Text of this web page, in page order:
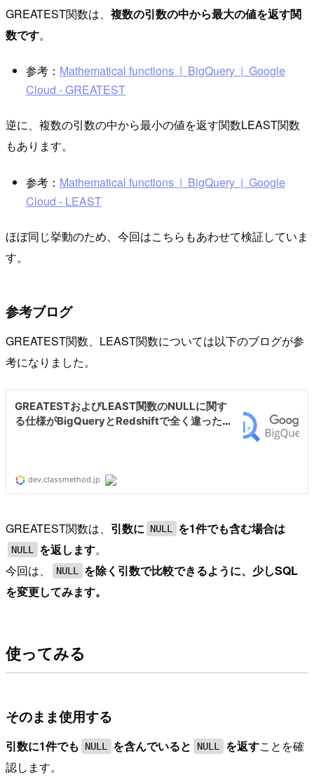
GREATEST関数は、 複数の引数の中から最大の値を返す関
数です。
参考： Mathematical functions | BigQuery | Google
Cloud - GREATEST
逆に、複数の引数の中から最小の値を返す関数LEAST関数
もあります。
参考： Mathematical functions | BigQuery | Google
Cloud - LEAST
ほぼ同じ挙動のため、今回はこちらもあわせて検証していま
す。
参考ブログ
GREATEST関数、LEAST関数については以下のブログが参
考になりました。
GREATEST関数は、 引数に NULL を1件でも含む場合は
NULL を返します。
今回は、
NULL
を除く引数で比較できるように、少しSQL
を変更してみます。
使ってみる
そのまま使用する
引数に1件でも NULL を含んでいると NULL を返すことを確
認します。